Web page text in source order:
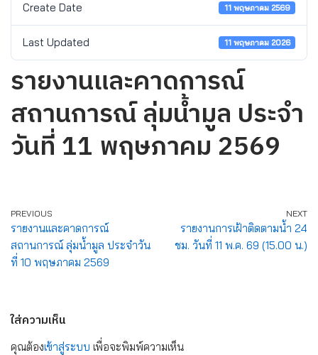
Create Date 11 พฤษภาคม 2569
Last Updated 11 พฤษภาคม 2026
รายงานและคาดการณ์
สถานการณ์ ลุ่มน้ำมูล ประจำ
วันที่ 11 พฤษภาคม 2569
PREVIOUS
รายงานและคาดการณ์
สถานการณ์ ลุ่มน้ำมูล ประจำวัน
ที่ 10 พฤษภาคม 2569
NEXT
รายงานการเฝ้าติดตามน้ำ 24
ชม. วันที่ 11 พ.ค. 69 (15.00 น.)
ใส่ความเห็น
คุณต้องเข้าสู่ระบบ เพื่อจะพิมพ์ความเห็น